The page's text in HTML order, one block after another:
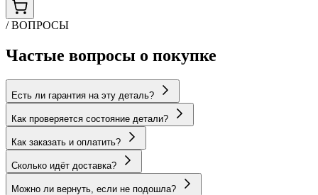
/ ВОПРОСЫ
Частые вопросы о покупке
Есть ли гарантия на эту деталь?
Как проверяется состояние детали?
Как заказать и оплатить?
Сколько идёт доставка?
Можно ли вернуть, если не подошла?